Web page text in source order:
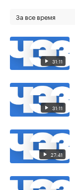
За все время
31:11
31:11
27:41